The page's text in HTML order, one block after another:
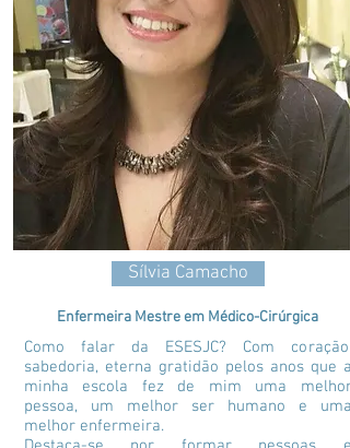
Sílvia Camacho
Enfermeira Mestre em Médico-Cirúrgica
Como falar da ESESJC? Com coração,
sabedoria, eterna gratidão pelos anos que a
minha escola fez de mim uma melhor
pessoa, um melhor ser humano e uma
melhor enfermeira.